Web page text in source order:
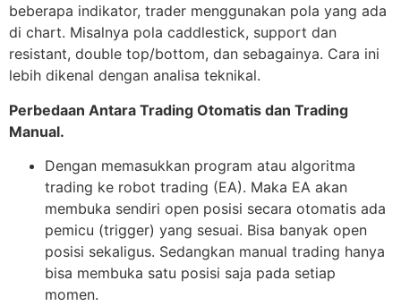
beberapa indikator, trader menggunakan pola yang ada
di chart. Misalnya pola caddlestick, support dan
resistant, double top/bottom, dan sebagainya. Cara ini
lebih dikenal dengan analisa teknikal.
Perbedaan Antara Trading Otomatis dan Trading
Manual.
Dengan memasukkan program atau algoritma
trading ke robot trading (EA). Maka EA akan
membuka sendiri open posisi secara otomatis ada
pemicu (trigger) yang sesuai. Bisa banyak open
posisi sekaligus. Sedangkan manual trading hanya
bisa membuka satu posisi saja pada setiap
momen.